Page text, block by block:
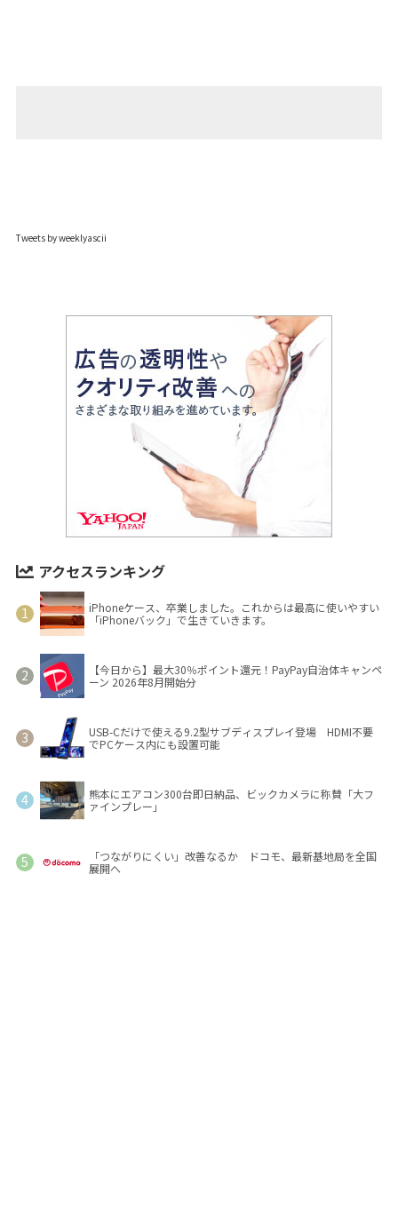
Tweets by weeklyascii
アクセスランキング
iPhoneケース、卒業しました。これからは最高に使いやすい
「iPhoneバック」で生きていきます。
【今日から】最大30％ポイント還元！PayPay自治体キャンペ
ーン 2026年8月開始分
USB-Cだけで使える9.2型サブディスプレイ登場 HDMI不要
でPCケース内にも設置可能
熊本にエアコン300台即日納品、ビックカメラに称賛「大フ
ァインプレー」
「つながりにくい」改善なるか ドコモ、最新基地局を全国
展開へ